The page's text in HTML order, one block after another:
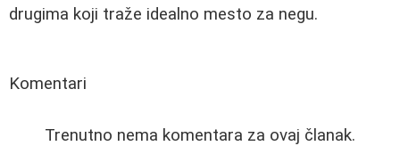
drugima koji traže idealno mesto za negu.
Komentari
Trenutno nema komentara za ovaj članak.